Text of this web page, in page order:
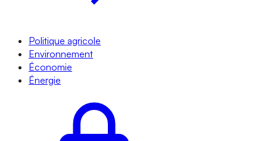
Politique agricole
Environnement
Économie
Énergie